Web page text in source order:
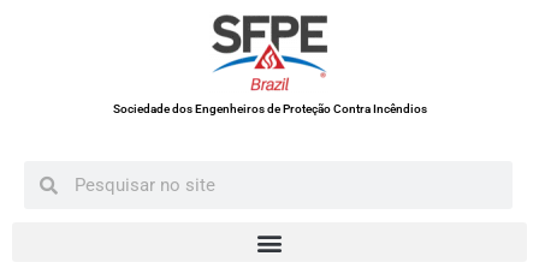
Sociedade dos Engenheiros de Proteção Contra Incêndios